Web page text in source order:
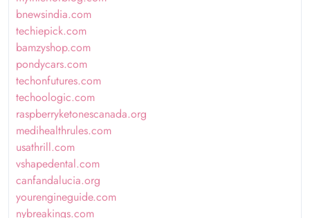
bnewsindia.com
techiepick.com
bamzyshop.com
pondycars.com
techonfutures.com
techoologic.com
raspberryketonescanada.org
medihealthrules.com
usathrill.com
vshapedental.com
canfandalucia.org
yourengineguide.com
nybreakings.com